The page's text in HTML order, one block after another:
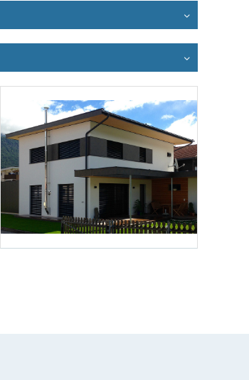
Foto 3: Arch. DI Matthias Wegscheider